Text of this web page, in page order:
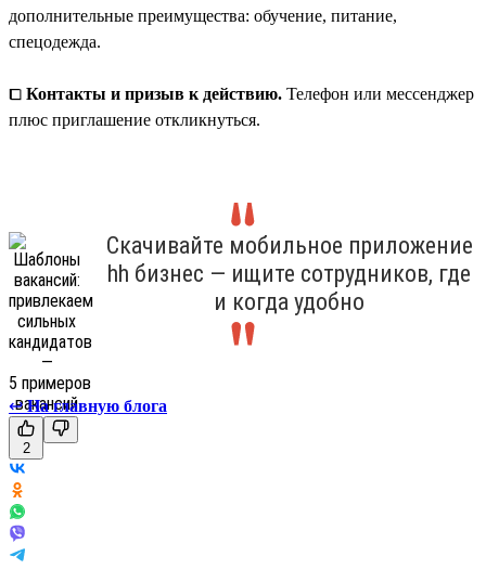
дополнительные преимущества: обучение, питание,
спецодежда.
⧠ Контакты и призыв к действию. Телефон или мессенджер
плюс приглашение откликнуться.
Скачивайте мобильное приложение
hh бизнес — ищите сотрудников, где
и когда удобно
↩На главную блога
2